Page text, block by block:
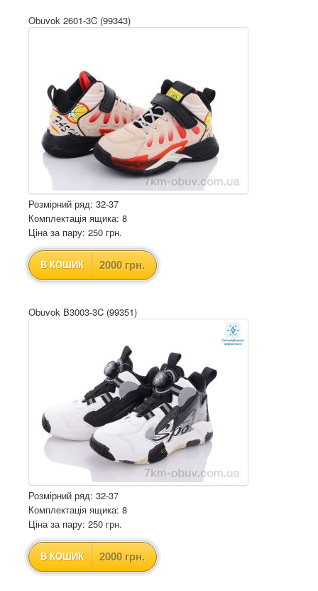
Obuvok 2601-3C (99343)
Розмірний ряд: 32-37
Комплектація ящика: 8
Ціна за пару: 250 грн.
В КОШИК 2000 грн.
Obuvok B3003-3C (99351)
Розмірний ряд: 32-37
Комплектація ящика: 8
Ціна за пару: 250 грн.
В КОШИК 2000 грн.